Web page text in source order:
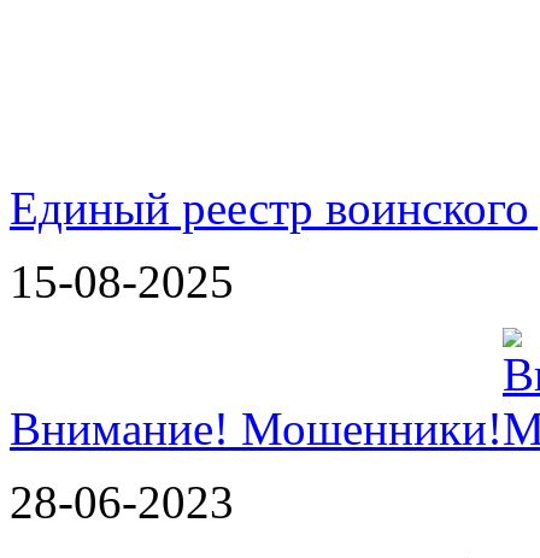
Единый реестр воинского
15-08-2025
Внимание! Мошенники!
28-06-2023